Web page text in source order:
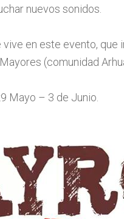
nuevos sonidos.
en este evento,
(comunidad
Mayo – 3 de Junio.